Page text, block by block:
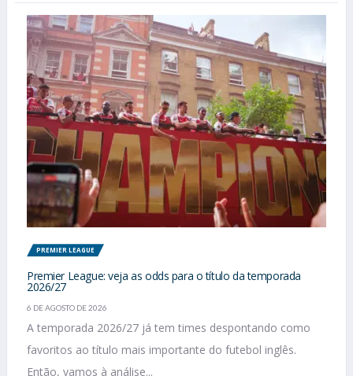
PREMIER LEAGUE
Premier League: veja as odds para o título da temporada
2026/27
6 DE AGOSTO DE 2026
A temporada 2026/27 já tem times despontando como
favoritos ao título mais importante do futebol inglês.
Então, vamos à análise...